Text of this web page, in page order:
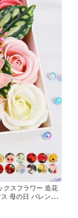
クスフラワー 造花
母の日 バレンタ
クリスマス 在庫